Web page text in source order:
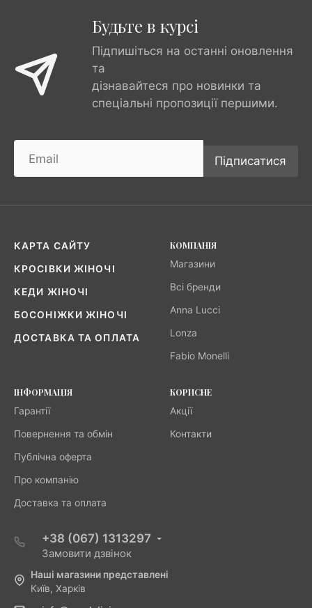
Будьте в курсі
Підпишіться на останні оновлення
та
дізнавайтеся про новинки та
спеціальні пропозиції першими.
Підписатися
КАРТА САЙТУ
КРОСІВКИ ЖІНОЧІ
КЕДИ ЖІНОЧІ
БОСОНІЖКИ ЖІНОЧІ
ДОСТАВКА ТА ОПЛАТА
КОМПАНІЯ
Магазини
Всі бренди
Anna Lucci
Lonza
Fabio Monelli
ІНФОРМАЦІЯ
Гарантії
Повернення та обмін
Публічна оферта
Про компанію
Доставка та оплата
КОРИСНЕ
Акції
Контакти
+38 (067) 1313297
Замовити дзвінок
Наші магазини представлені
Київ, Харків